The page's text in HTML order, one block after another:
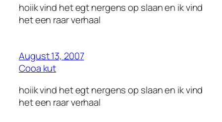
hoiik vind het egt nergens op slaan en ik vind
het een raar verhaal
August 13, 2007
Cooa kut
hoiik vind het egt nergens op slaan en ik vind
het een raar verhaal